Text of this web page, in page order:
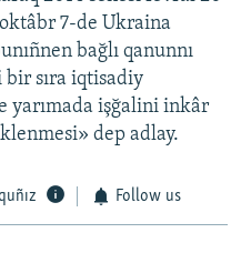
7-de Ukraina
bağlı qanunnı
sıra iqtisadiy
yarımada işğalini inkâr
dep adlay.
Follow us